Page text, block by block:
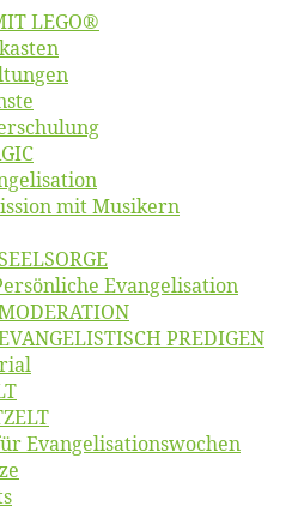
LEGO®
mit Musikern
Evangelisation
PREDIGEN
Evangelisationswochen